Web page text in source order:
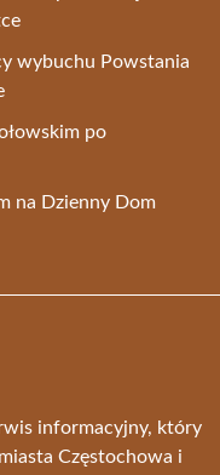
wybuchu Powstania
po
na Dzienny Dom
informacyjny, który
Częstochowa i